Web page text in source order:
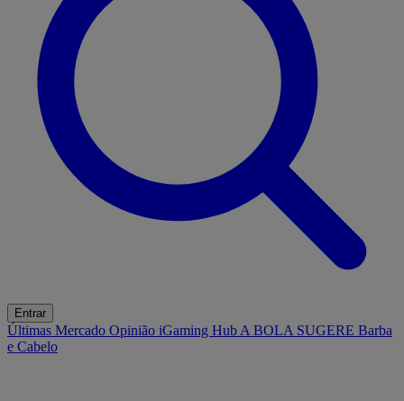
Entrar
Últimas Mercado Opinião iGaming Hub A BOLA SUGERE Barba
e Cabelo